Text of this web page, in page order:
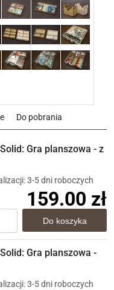
Do pobrania
Gra planszowa - z
3-5 dni roboczych
159.00 zł
Gra planszowa -
3-5 dni roboczych